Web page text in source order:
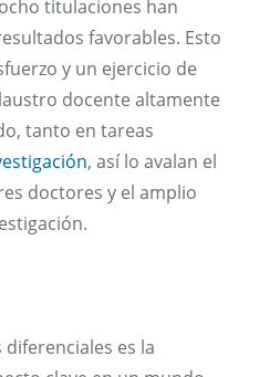
titulaciones han
favorables. Esto
y un ejercicio de
docente altamente
tanto en tareas
, así lo avalan el
doctores y el amplio
es la